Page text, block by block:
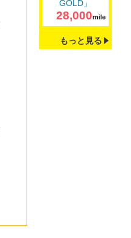
28,000mile
もっと見る